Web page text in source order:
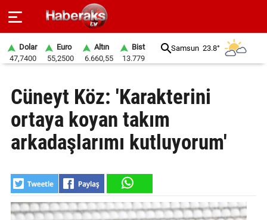
SPOR
YAŞAM
BELEDİYELER
SAĞLIK
Dolar
47,7400
Euro
55,2500
Altın
6.660,55
Bist
13.779
Samsun 23.8°
Cüneyt Köz: 'Karakterini
ortaya koyan takım
arkadaşlarımı kutluyorum'